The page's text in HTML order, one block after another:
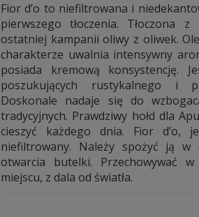
Fior d’o to niefiltrowana i
pierwszego tłoczenia. Tłoczona
ostatniej kampanii oliwy z oliwek.
charakterze uwalnia intensywny
posiada kremową konsystencję.
poszukujących rustykalnego i
Doskonale nadaje się do
tradycyjnych. Prawdziwy hołd dla
cieszyć każdego dnia. Fior d’o,
niefiltrowany. Należy spożyć ją w
otwarcia butelki. Przechowywać
miejscu, z dala od światła.